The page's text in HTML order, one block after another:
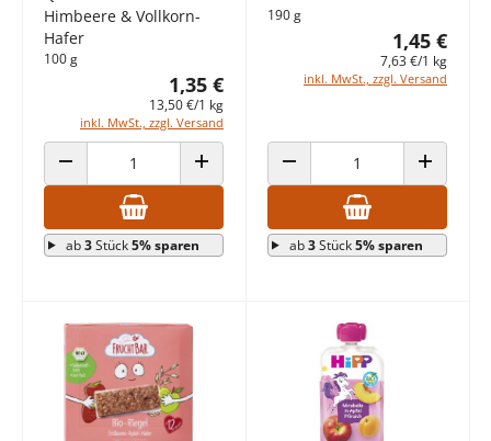
Himbeere & Vollkorn-
Hafer
100 g
1,35 €
13,50 €/1 kg
inkl. MwSt., zzgl. Versand
ANZAHL VERRINGERN ANZAHL ERHÖHEN
ab3Stück5% sparen
190 g
1,45 €
7,63 €/1 kg
inkl. MwSt., zzgl. Versand
ANZAHL VERRINGERN ANZAHL
ab3Stück5% sparen